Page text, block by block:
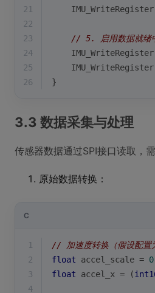
21
22
23
// 5. 启用数据就绪
24
25
26
}
3.3 数据采集与处理
传感器数据通过SPI接口读取，
原始数据转换：
C
1
// 加速度转换（假设配置
2
float accel_scale =
3
float accel_x = (
4